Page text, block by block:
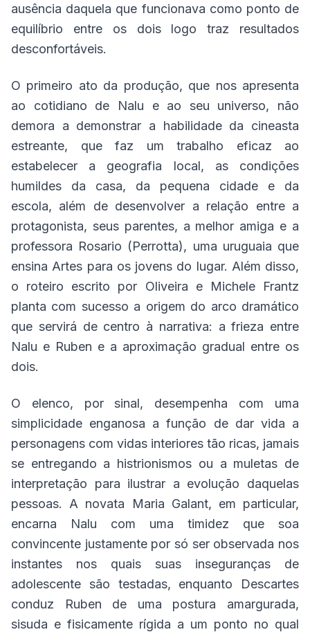
ausência daquela que funcionava como ponto de
equilíbrio entre os dois logo traz resultados
desconfortáveis.
O primeiro ato da produção, que nos apresenta
ao cotidiano de Nalu e ao seu universo, não
demora a demonstrar a habilidade da cineasta
estreante, que faz um trabalho eficaz ao
estabelecer a geografia local, as condições
humildes da casa, da pequena cidade e da
escola, além de desenvolver a relação entre a
protagonista, seus parentes, a melhor amiga e a
professora Rosario (Perrotta), uma uruguaia que
ensina Artes para os jovens do lugar. Além disso,
o roteiro escrito por Oliveira e Michele Frantz
planta com sucesso a origem do arco dramático
que servirá de centro à narrativa: a frieza entre
Nalu e Ruben e a aproximação gradual entre os
dois.
O elenco, por sinal, desempenha com uma
simplicidade enganosa a função de dar vida a
personagens com vidas interiores tão ricas, jamais
se entregando a histrionismos ou a muletas de
interpretação para ilustrar a evolução daquelas
pessoas. A novata Maria Galant, em particular,
encarna Nalu com uma timidez que soa
convincente justamente por só ser observada nos
instantes nos quais suas inseguranças de
adolescente são testadas, enquanto Descartes
conduz Ruben de uma postura amargurada,
sisuda e fisicamente rígida a um ponto no qual